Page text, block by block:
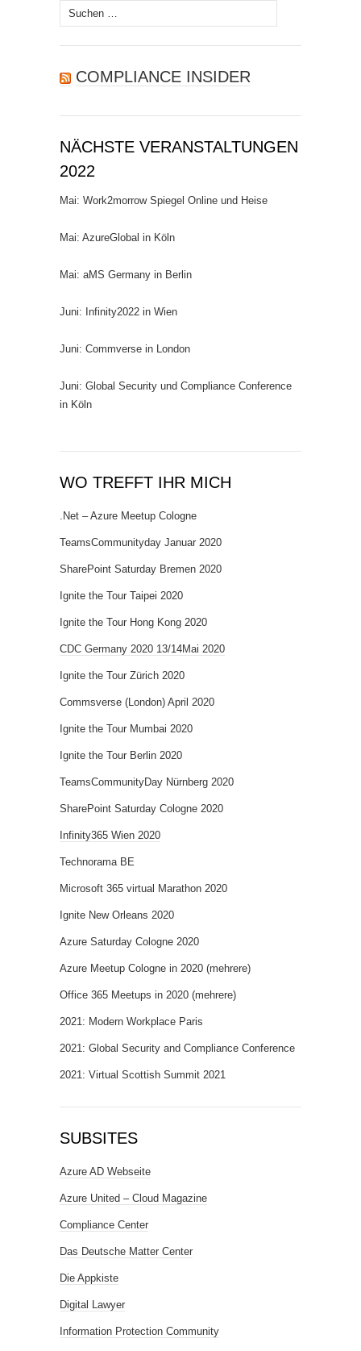
Suchen
nach:
COMPLIANCE INSIDER
NÄCHSTE VERANSTALTUNGEN
2022
Mai: Work2morrow Spiegel Online und Heise
Mai: AzureGlobal in Köln
Mai: aMS Germany in Berlin
Juni: Infinity2022 in Wien
Juni: Commverse in London
Juni: Global Security und Compliance Conference
in Köln
WO TREFFT IHR MICH
.Net – Azure Meetup Cologne
TeamsCommunityday Januar 2020
SharePoint Saturday Bremen 2020
Ignite the Tour Taipei 2020
Ignite the Tour Hong Kong 2020
CDC Germany 2020 13/14Mai 2020
Ignite the Tour Zürich 2020
Commsverse (London) April 2020
Ignite the Tour Mumbai 2020
Ignite the Tour Berlin 2020
TeamsCommunityDay Nürnberg 2020
SharePoint Saturday Cologne 2020
Infinity365 Wien 2020
Technorama BE
Microsoft 365 virtual Marathon 2020
Ignite New Orleans 2020
Azure Saturday Cologne 2020
Azure Meetup Cologne in 2020 (mehrere)
Office 365 Meetups in 2020 (mehrere)
2021: Modern Workplace Paris
2021: Global Security and Compliance Conference
2021: Virtual Scottish Summit 2021
SUBSITES
Azure AD Webseite
Azure United – Cloud Magazine
Compliance Center
Das Deutsche Matter Center
Die Appkiste
Digital Lawyer
Information Protection Community